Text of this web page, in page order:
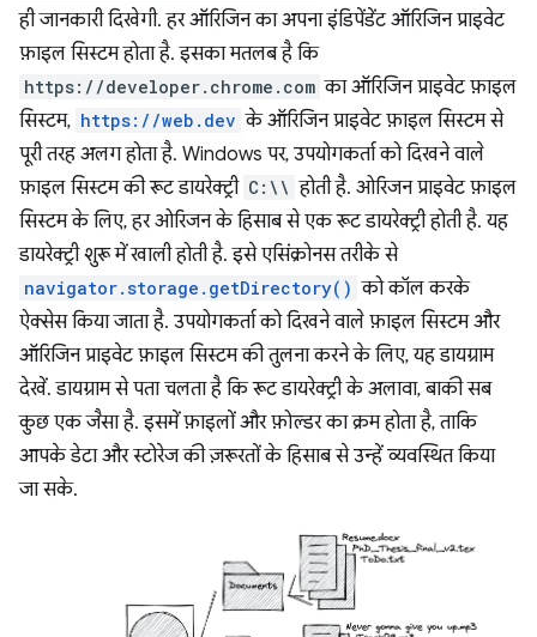
ही जानकारी दिखेगी. हर ऑरिजिन का अपना इंडिपेंडेंट ऑरिजिन प्राइवेट
फ़ाइल सिस्टम होता है. इसका मतलब है कि
https://developer.chrome.com का ऑरिजिन प्राइवेट फ़ाइल
सिस्टम, https://web.dev के ऑरिजिन प्राइवेट फ़ाइल सिस्टम से
पूरी तरह अलग होता है. Windows पर, उपयोगकर्ता को दिखने वाले
फ़ाइल सिस्टम की रूट डायरेक्ट्री C:\\ होती है. ओरिजन प्राइवेट फ़ाइल
सिस्टम के लिए, हर ओरिजन के हिसाब से एक रूट डायरेक्ट्री होती है. यह
डायरेक्ट्री शुरू में खाली होती है. इसे एसिंक्रोनस तरीके से
navigator.storage.getDirectory() को कॉल करके
ऐक्सेस किया जाता है. उपयोगकर्ता को दिखने वाले फ़ाइल सिस्टम और
ऑरिजिन प्राइवेट फ़ाइल सिस्टम की तुलना करने के लिए, यह डायग्राम
देखें. डायग्राम से पता चलता है कि रूट डायरेक्ट्री के अलावा, बाकी सब
कुछ एक जैसा है. इसमें फ़ाइलों और फ़ोल्डर का क्रम होता है, ताकि
आपके डेटा और स्टोरेज की ज़रूरतों के हिसाब से उन्हें व्यवस्थित किया
जा सके.